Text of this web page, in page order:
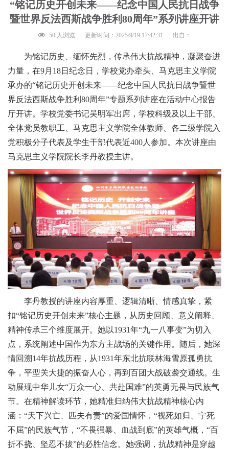
“铭记历史开创未来——纪念中国人民抗日战争
暨世界反法西斯战争胜利80周年”系列讲座开讲
50 人浏览 更新时间：2025/9/19 17:42:31 出自：
为铭记历史、缅怀先烈，传承伟大抗战精神，凝聚奋进
力量，在9月18日纪念日，学校党办牵头、马克思主义学院
承办的“铭记历史开创未来——纪念中国人民抗日战争暨世
界反法西斯战争胜利80周年”专题系列讲座在活动中心报告
厅开讲。学校党委书记吴明军出席，学校科级及以上干部、
全体党员教职工、马克思主义学院全体教师、各二级学院入
党积极分子代表及学生干部代表近400人参加。本次讲座由
马克思主义学院院长李丹教授主讲。
李丹教授的讲座内容厚重、逻辑清晰、情感真挚，紧
扣“铭记历史开创未来”核心主题，从历史回顾、意义阐释、
精神传承三个维度展开。她以1931年“九一八事变”为切入
点，系统阐述中国作为东方主战场的关键作用。随后，她深
情回溯14年抗战历程，从1931年东北抗联林海雪原孤勇抗
争，平型关大捷的振奋人心，再到百团大战破袭交通线。生
动展现中华儿女“万众一心、共赴国难”的英勇无畏与民族气
节。在精神解读环节，她精准归纳伟大抗战精神核心内
涵：“天下兴亡、匹夫有责”的爱国情怀，“视死如归、宁死
不屈”的民族气节，“不畏强暴、血战到底”的英雄气概，“百
折不挠、坚忍不拔”的必胜信念。她强调，抗战精神是穿越